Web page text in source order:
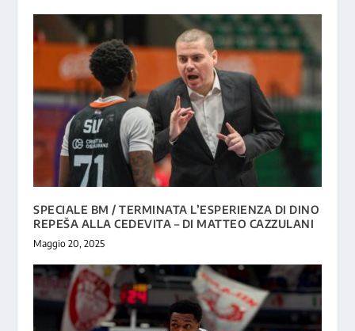
SPECIALE BM / TERMINATA L’ESPERIENZA DI DINO
REPEŠA ALLA CEDEVITA – DI MATTEO CAZZULANI
Maggio 20, 2025